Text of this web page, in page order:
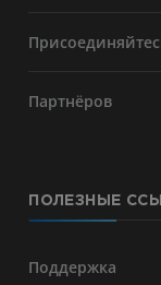
Партнёров
ПОЛЕЗНЫЕ
Поддержка